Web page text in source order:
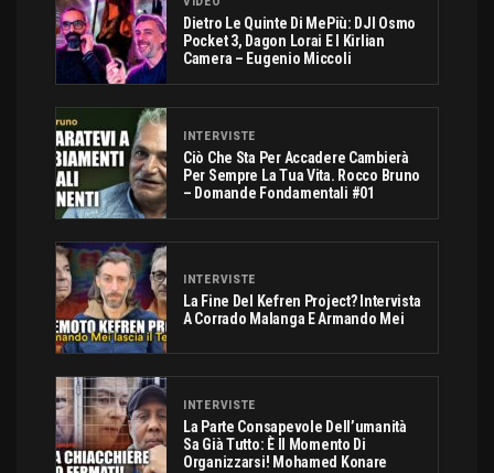
Dietro Le Quinte Di MePiù: DJI Osmo
Pocket 3, Dagon Lorai E I Kirlian
Camera – Eugenio Miccoli
INTERVISTE
Ciò Che Sta Per Accadere Cambierà
Per Sempre La Tua Vita. Rocco Bruno
– Domande Fondamentali #01
INTERVISTE
La Fine Del Kefren Project? Intervista
A Corrado Malanga E Armando Mei
INTERVISTE
La Parte Consapevole Dell’umanità
Sa Già Tutto: È Il Momento Di
Organizzarsi! Mohamed Konare